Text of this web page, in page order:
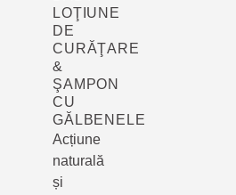
LOŢIUNE
DE
CURĂŢARE
&
ŞAMPON
CU
GĂLBENELE
Acțiune
naturală
și